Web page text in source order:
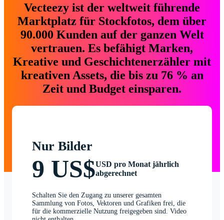
Vecteezy ist der weltweit führende
Marktplatz für Stockfotos, dem über
90.000 Kunden auf der ganzen Welt
vertrauen. Es befähigt Marken,
Kreative und Geschichtenerzähler mit
kreativen Assets, die bis zu 76 % an
Zeit und Budget einsparen.
Nur Bilder
9 US$USD pro Monat jährlich
abgerechnet
Schalten Sie den Zugang zu unserer gesamten
Sammlung von Fotos, Vektoren und Grafiken frei, die
für die kommerzielle Nutzung freigegeben sind. Video